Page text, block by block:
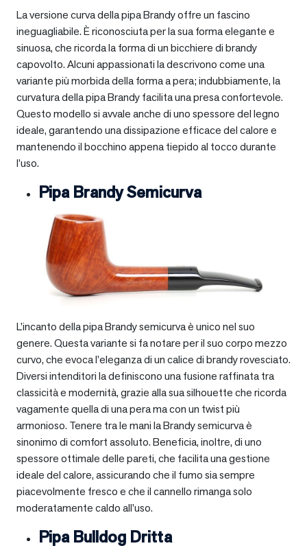
La versione curva della pipa Brandy offre un fascino
ineguagliabile. È riconosciuta per la sua forma elegante e
sinuosa, che ricorda la forma di un bicchiere di brandy
capovolto. Alcuni appassionati la descrivono come una
variante più morbida della forma a pera; indubbiamente, la
curvatura della pipa Brandy facilita una presa confortevole.
Questo modello si avvale anche di uno spessore del legno
ideale, garantendo una dissipazione efficace del calore e
mantenendo il bocchino appena tiepido al tocco durante
l’uso.
Pipa Brandy Semicurva
L’incanto della pipa Brandy semicurva è unico nel suo
genere. Questa variante si fa notare per il suo corpo mezzo
curvo, che evoca l’eleganza di un calice di brandy rovesciato.
Diversi intenditori la definiscono una fusione raffinata tra
classicità e modernità, grazie alla sua silhouette che ricorda
vagamente quella di una pera ma con un twist più
armonioso. Tenere tra le mani la Brandy semicurva è
sinonimo di comfort assoluto. Beneficia, inoltre, di uno
spessore ottimale delle pareti, che facilita una gestione
ideale del calore, assicurando che il fumo sia sempre
piacevolmente fresco e che il cannello rimanga solo
moderatamente caldo all’uso.
Pipa Bulldog Dritta